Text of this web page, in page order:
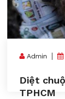
Admin
Diệt
TPHCM